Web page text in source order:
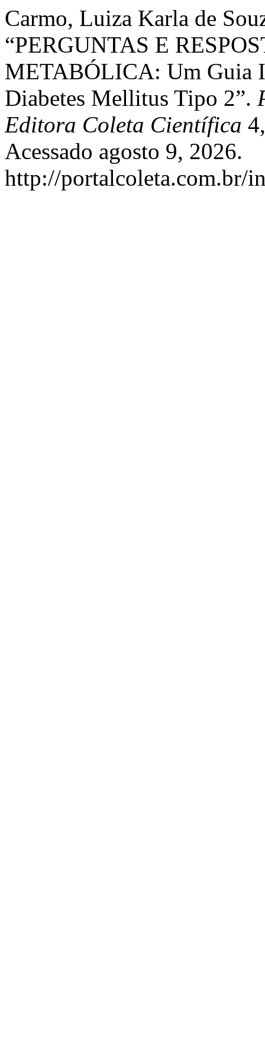
Carmo, Luiza Karla de
“PERGUNTAS E
METABÓLICA: Um Guia
Diabetes Mellitus Tipo 2”.
Editora Coleta Científica
Acessado agosto 9, 2026.
http://portalcoleta.com.br/